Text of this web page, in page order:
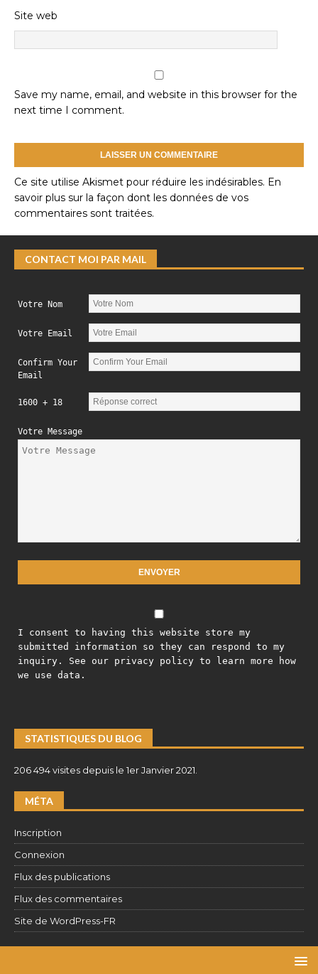
Site web
Save my name, email, and website in this browser for the
next time I comment.
Ce site utilise Akismet pour réduire les indésirables. En
savoir plus sur la façon dont les données de vos
commentaires sont traitées.
CONTACT MOI PAR MAIL
Votre Nom
Votre Email
Confirm Your
Email
1600 + 18
Votre Message
I consent to having this website store my
submitted information so they can respond to my
inquiry. See our privacy policy to learn more how
we use data.
STATISTIQUES DU BLOG
206 494 visites depuis le 1er Janvier 2021.
MÉTA
Inscription
Connexion
Flux des publications
Flux des commentaires
Site de WordPress-FR